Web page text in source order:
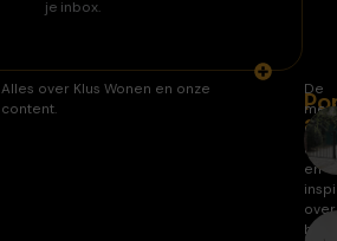
je inbox.
Alles over Klus Wonen en onze
content.
De
en
over
huis